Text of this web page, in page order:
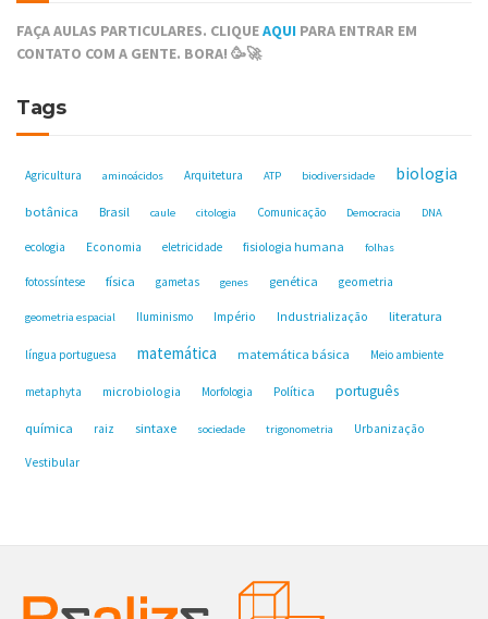
FAÇA AULAS PARTICULARES. CLIQUEAQUI PARA ENTRAR EM
CONTATO COM A GENTE. BORA! 🥳🚀
Tags
Agricultura aminoácidos Arquitetura ATP biodiversidade biologia
botânica Brasil caule citologia Comunicação Democracia DNA
ecologia Economia eletricidade fisiologia humana folhas
fotossíntese física gametas genes genética geometria
geometria espacial Iluminismo Império Industrialização literatura
língua portuguesa matemática matemática básica Meio ambiente
metaphyta microbiologia Morfologia Política português
química raiz sintaxe sociedade trigonometria Urbanização
Vestibular